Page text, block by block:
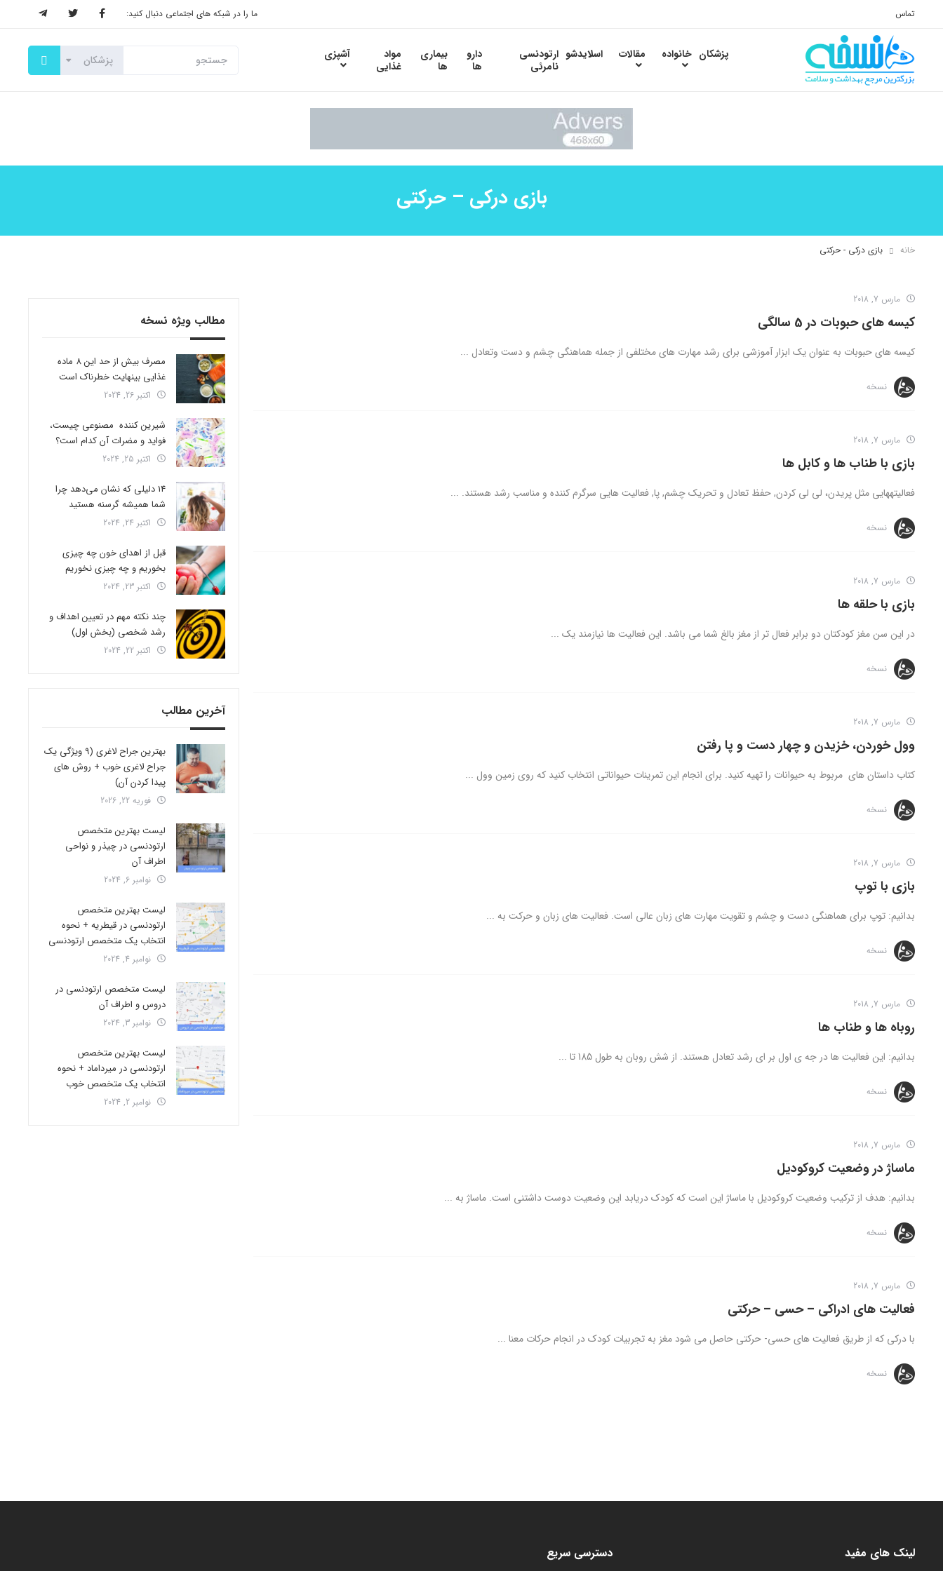
تماس ما را در شبکه های اجتماعی دنبال کنید:
پزشکان خانواده مقالات اسلایدشو ارتودنسی
نامرئی
دارو
ها
بیماری
ها
مواد
غذایی
آشپزی
بازی درکی – حرکتی
خانه بازی درکی - حرکتی
مارس 7, 2018
کیسه های حبوبات در 5 سالگی
کیسه های حبوبات به عنوان یک ابزار آموزشی برای رشد مهارت های مختلفی از جمله هماهنگی چشم و دست وتعادل ...
نسخه
مارس 7, 2018
بازی با طناب ها و کابل ها
فعالیتههایی مثل پریدن، لی لی کردن, حفظ تعادل و تحریک چشم, پا, فعالیت هایی سرگرم کننده و مناسب رشد هستند. ...
نسخه
مارس 7, 2018
بازی با حلقه ها
در این سن مغز کودکتان دو برابر فعال تر از مغز بالغ شما می باشد. این فعالیت ها نیازمند یک ...
نسخه
مارس 7, 2018
وول خوردن، خزیدن و چهار دست و پا رفتن
کتاب داستان های مربوط به حیوانات را تهیه کنید. برای انجام این تمرینات حیواناتی انتخاب کنید که روی زمین وول ...
نسخه
مارس 7, 2018
بازی با توپ
بدانیم: توپ برای هماهنگی دست و چشم و تقویت مهارت های زبان عالی است. فعالیت های زبان و حرکت به ...
نسخه
مارس 7, 2018
روباه ها و طناب ها
بدانیم: این فعالیت ها در جه ی اول بر ای رشد تعادل هستند. از شش روبان به طول 185 تا ...
نسخه
مارس 7, 2018
ماساژ در وضعیت کروکودیل
بدانیم: هدف از ترکیب وضعیت کروکودیل با ماساژ این است که کودک دریابد این وضعیت دوست داشتنی است. ماساژ به ...
نسخه
مارس 7, 2018
فعالیت های ادراکی – حسی – حرکتی
با درکی که از طریق فعالیت های حسی- حرکتی حاصل می شود مغز به تجربیات کودک در انجام حرکات معنا ...
نسخه
مطالب ویژه نسخه
مصرف بیش از حد این 8 ماده
غذایی بینهایت خطرناک است
اکتبر 26, 2024
شیرین کننده مصنوعی چیست،
فواید و مضرات آن کدام است؟
اکتبر 25, 2024
14 دلیلی که نشان می‌دهد چرا
شما همیشه گرسنه هستید
اکتبر 24, 2024
قبل از اهدای خون چه چیزی
بخوریم و چه چیزی نخوریم
اکتبر 23, 2024
چند نکته مهم در تعیین اهداف و
رشد شخصی (بخش اول)
اکتبر 22, 2024
آخرین مطالب
بهترین جراح لاغری (9 ویژگی یک
جراح لاغری خوب + روش های
پیدا کردن آن)
فوریه 22, 2026
لیست بهترین متخصص
ارتودنسی در چیذر و نواحی
اطراف آن
نوامبر 6, 2024
لیست بهترین متخصص
ارتودنسی در قیطریه + نحوه
انتخاب یک متخصص ارتودنسی
نوامبر 4, 2024
لیست متخصص ارتودنسی در
دروس و اطراف آن
نوامبر 3, 2024
لیست بهترین متخصص
ارتودنسی در میرداماد + نحوه
انتخاب یک متخصص خوب
نوامبر 2, 2024
لینک های مفید دسترسی سریع